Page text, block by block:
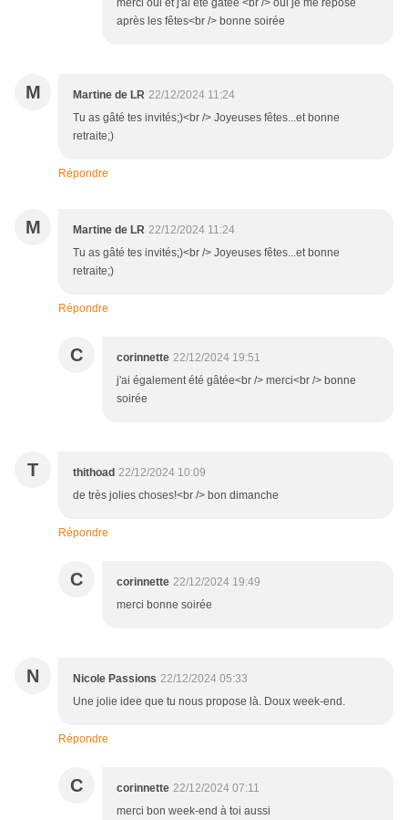
merci oui et j'ai été gâtée <br /> oui je me repose
après les fêtes<br /> bonne soirée
M Martine de LR 22/12/2024 11:24
Tu as gâté tes invités;)<br /> Joyeuses fêtes...et bonne
retraite;)
Répondre
M Martine de LR 22/12/2024 11:24
Tu as gâté tes invités;)<br /> Joyeuses fêtes...et bonne
retraite;)
Répondre
C corinnette 22/12/2024 19:51
j'ai également été gâtée<br /> merci<br /> bonne
soirée
T thithoad 22/12/2024 10:09
de très jolies choses!<br /> bon dimanche
Répondre
C corinnette 22/12/2024 19:49
merci bonne soirée
N Nicole Passions 22/12/2024 05:33
Une jolie idee que tu nous propose là. Doux week-end.
Répondre
C corinnette 22/12/2024 07:11
merci bon week-end à toi aussi